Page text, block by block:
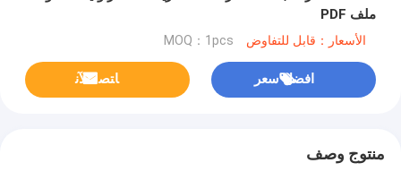
ملف PDF
الأسعار：قابل للتفاوض MOQ：1pcs
افضل سعر ﺎﺘﺼﻟ ﺍﻶﻧ
منتوج وصف